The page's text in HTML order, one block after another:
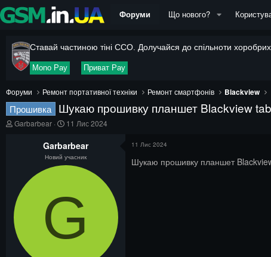
Форуми Що нового?
Ставай частиною тіні ССО. Долучайся до спільноти
Mono Pay Приват Pay
Форуми Ремонт портативної техніки Ремонт смартфонів Blackview
Прошивка Шукаю прошивку планшет Blackview
А
и
Garbarbear
Д
а
п
т
у
11 Лис 2024
Garbarbear
Новий учасник
G
11 Лис 2024
Шукаю прошивку планшет